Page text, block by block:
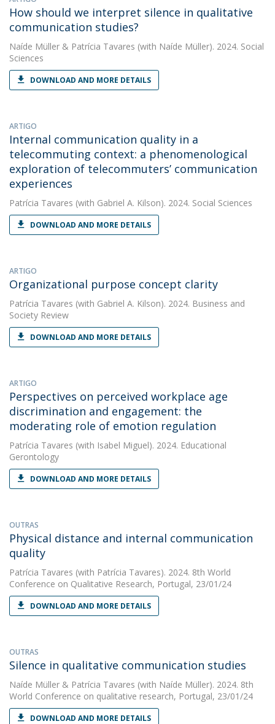
How should we interpret silence in qualitative
communication studies?
Naíde Müller & Patrícia Tavares (with Naíde Müller). 2024. Social
Sciences
DOWNLOAD AND MORE DETAILS
ARTIGO
Internal communication quality in a
telecommuting context: a phenomenological
exploration of telecommuters’ communication
experiences
Patrícia Tavares (with Gabriel A. Kilson). 2024. Social Sciences
DOWNLOAD AND MORE DETAILS
ARTIGO
Organizational purpose concept clarity
Patrícia Tavares (with Gabriel A. Kilson). 2024. Business and
Society Review
DOWNLOAD AND MORE DETAILS
ARTIGO
Perspectives on perceived workplace age
discrimination and engagement: the
moderating role of emotion regulation
Patrícia Tavares (with Isabel Miguel). 2024. Educational
Gerontology
DOWNLOAD AND MORE DETAILS
OUTRAS
Physical distance and internal communication
quality
Patrícia Tavares (with Patrícia Tavares). 2024. 8th World
Conference on Qualitative Research, Portugal, 23/01/24
DOWNLOAD AND MORE DETAILS
OUTRAS
Silence in qualitative communication studies
Naíde Müller & Patrícia Tavares (with Naíde Müller). 2024. 8th
World Conference on qualitative research, Portugal, 23/01/24
DOWNLOAD AND MORE DETAILS